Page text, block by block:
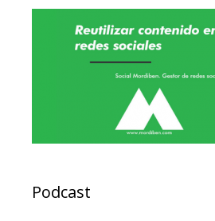
Podcast